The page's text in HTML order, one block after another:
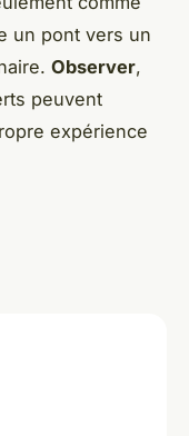
un pont vers un
Observer,
peuvent
expérience